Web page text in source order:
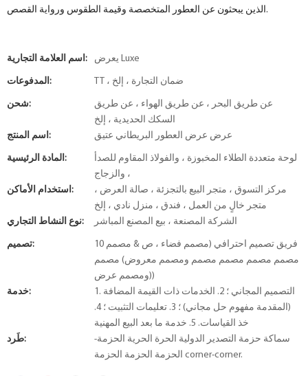
الذين يبحثون عن العطور المتخصصة وقيمة الطقوس ورواية القصص.
اسم العلامة التجارية: يعرض Luxe
المدفوعات: TT ، ضمان التجارة ، إلخ
شحن:
عن طريق البحر ، عن طريق الهواء ، عن طريق
السكك الحديدية ، إلخ
اسم المنتج:
عرض عرض العطور البريطاني عتيق
المادة الرئيسية:
لوحة متعددة الطلاء المخبوزة ، والفولاذ المقاوم للصدأ
، والزجاج
استخدام الأماكن:
مركز التسوق ، متجر البيع بالتجزئة ، صالة العرض ،
متجر خالٍ من العمل ، فندق ، منزل نادي ، إلخ
نوع النشاط التجاري:
الشركة المصنعة ، بيع المصنع المباشر
تصميم:
10 فريق تصميم احترافي (مصمم فضاء ، ص & مصمم
مصمم مصمم مصمم مصمم ومصمم معروض) مصمم
ومصمم عرض))
خدمة:
1. التصميم المجاني ؛ 2. الخدمات ذات القيمة المضافة
(المقدمة مفهوم حل مجاني) ؛ 3. تعليمات التثبيت ؛ 4.
خذ القياسات. 5. خدمة ما بعد البيع المهنية
طَرد:
سماكة حزمة التصدير الدولية الحرة الحرية الحزمة-
الحزمة الحزمة الحزمة corner-corner.